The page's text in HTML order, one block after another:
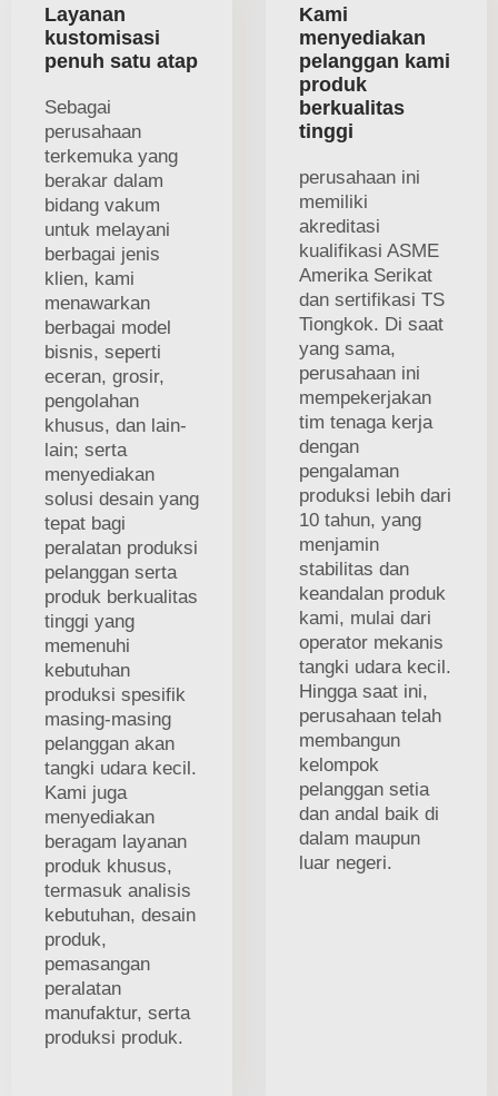
Layanan
kustomisasi
penuh satu atap
Sebagai
perusahaan
terkemuka yang
berakar dalam
bidang vakum
untuk melayani
berbagai jenis
klien, kami
menawarkan
berbagai model
bisnis, seperti
eceran, grosir,
pengolahan
khusus, dan lain-
lain; serta
menyediakan
solusi desain yang
tepat bagi
peralatan produksi
pelanggan serta
produk berkualitas
tinggi yang
memenuhi
kebutuhan
produksi spesifik
masing-masing
pelanggan akan
tangki udara kecil.
Kami juga
menyediakan
beragam layanan
produk khusus,
termasuk analisis
kebutuhan, desain
produk,
pemasangan
peralatan
manufaktur, serta
produksi produk.
Kami
menyediakan
pelanggan kami
produk
berkualitas
tinggi
perusahaan ini
memiliki
akreditasi
kualifikasi ASME
Amerika Serikat
dan sertifikasi TS
Tiongkok. Di saat
yang sama,
perusahaan ini
mempekerjakan
tim tenaga kerja
dengan
pengalaman
produksi lebih dari
10 tahun, yang
menjamin
stabilitas dan
keandalan produk
kami, mulai dari
operator mekanis
tangki udara kecil.
Hingga saat ini,
perusahaan telah
membangun
kelompok
pelanggan setia
dan andal baik di
dalam maupun
luar negeri.